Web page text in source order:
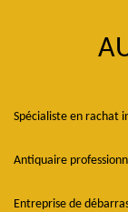
Spécialiste en rachat
Antiquaire
Entreprise de